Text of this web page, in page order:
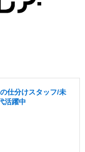
仕分けスタッフ/未
活躍中